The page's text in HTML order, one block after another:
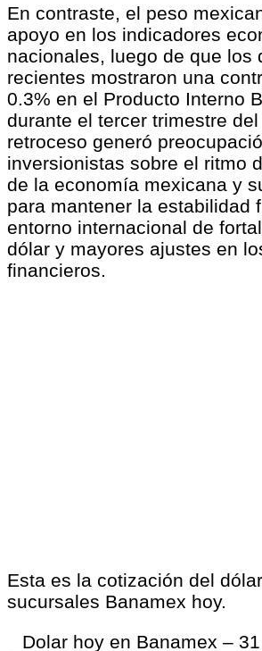
En contraste, el peso
apoyo en los indicadores
nacionales, luego de que los
recientes mostraron una
0.3% en el Producto Interno
durante el tercer trimestre
retroceso generó
inversionistas sobre el ritmo
de la economía mexicana y
para mantener la estabilidad
entorno internacional de
dólar y mayores ajustes en
financieros.
Esta es la cotización del
sucursales Banamex hoy.
Dolar hoy en Banamex –